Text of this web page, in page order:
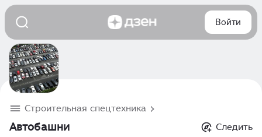
Войти
Строительная спецтехника
Автобашни
Следить